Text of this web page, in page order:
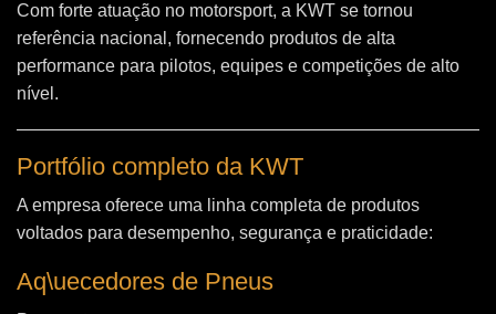
Com forte atuação no motorsport, a KWT se tornou
referência nacional, fornecendo produtos de alta
performance para pilotos, equipes e competições de alto
nível.
Portfólio completo da KWT
A empresa oferece uma linha completa de produtos
voltados para desempenho, segurança e praticidade:
Aq\uecedores de Pneus